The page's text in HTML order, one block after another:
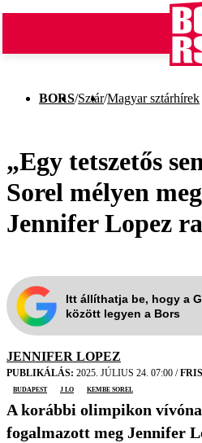
BORS/Sztár/Magyar sztárhírek
„Egy tetszetős
Sorel mélyen
Jennifer Lopez
Itt állíthatja be, hogy a
között legyen a Bors
JENNIFER LOPEZ
PUBLIKÁLÁS: 2025. JÚLIUS 24. 07:00 /
Budapest
J Lo Kembe Sorel
A korábbi olimpikon
fogalmazott meg Jennifer